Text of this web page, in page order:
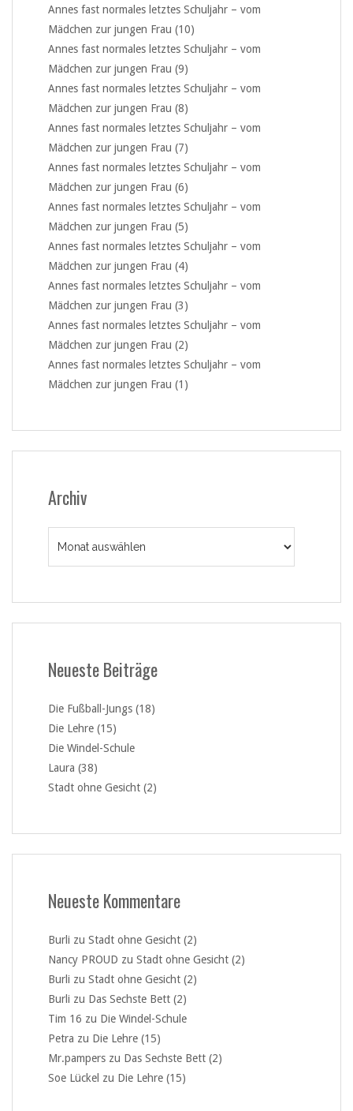
Annes fast normales letztes Schuljahr – vom
Mädchen zur jungen Frau (10)
Annes fast normales letztes Schuljahr – vom
Mädchen zur jungen Frau (9)
Annes fast normales letztes Schuljahr – vom
Mädchen zur jungen Frau (8)
Annes fast normales letztes Schuljahr – vom
Mädchen zur jungen Frau (7)
Annes fast normales letztes Schuljahr – vom
Mädchen zur jungen Frau (6)
Annes fast normales letztes Schuljahr – vom
Mädchen zur jungen Frau (5)
Annes fast normales letztes Schuljahr – vom
Mädchen zur jungen Frau (4)
Annes fast normales letztes Schuljahr – vom
Mädchen zur jungen Frau (3)
Annes fast normales letztes Schuljahr – vom
Mädchen zur jungen Frau (2)
Annes fast normales letztes Schuljahr – vom
Mädchen zur jungen Frau (1)
Archiv
Neueste Beiträge
Die Fußball-Jungs (18)
Die Lehre (15)
Die Windel-Schule
Laura (38)
Stadt ohne Gesicht (2)
Neueste Kommentare
Burli zu Stadt ohne Gesicht (2)
Nancy PROUD zu Stadt ohne Gesicht (2)
Burli zu Stadt ohne Gesicht (2)
Burli zu Das Sechste Bett (2)
Tim 16 zu Die Windel-Schule
Petra zu Die Lehre (15)
Mr.pampers zu Das Sechste Bett (2)
Soe Lückel zu Die Lehre (15)